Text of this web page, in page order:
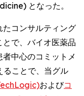
となった。
コンサルティング
で、バイオ医薬品
中心のコミットメ
ることで、当グル
およびコ